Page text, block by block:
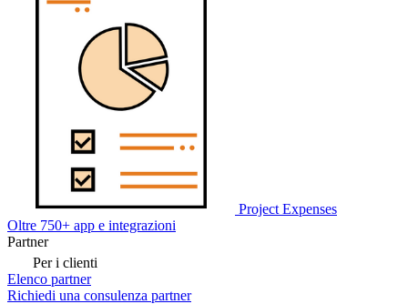
Project Expenses
Oltre 750+ app e integrazioni
Partner
Per i clienti
Elenco partner
Richiedi una consulenza partner